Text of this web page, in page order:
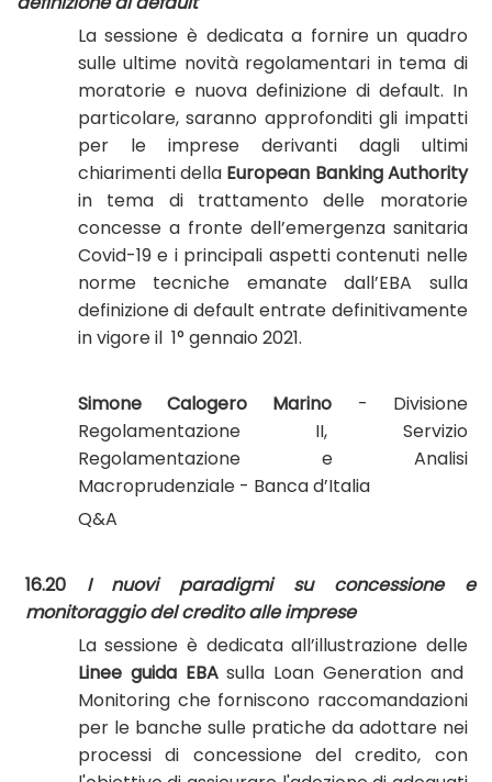
La sessione è dedicata a fornire un quadro
sulle ultime novità regolamentari in tema di
moratorie e nuova definizione di default. In
particolare, saranno approfonditi gli impatti
per le imprese derivanti dagli ultimi
chiarimenti della European Banking Authority
in tema di trattamento delle moratorie
concesse a fronte dell’emergenza sanitaria
Covid-19 e i principali aspetti contenuti nelle
norme tecniche emanate dall’EBA sulla
definizione di default entrate definitivamente
in vigore il 1° gennaio 2021.
Simone Calogero Marino - Divisione
Regolamentazione II, Servizio
Regolamentazione e Analisi
Macroprudenziale - Banca d’Italia
Q&A
16.20 I nuovi paradigmi su concessione e
monitoraggio del credito alle imprese
La sessione è dedicata all’illustrazione delle
Linee guida EBAsulla Loan Generation and
Monitoring che forniscono raccomandazioni
per le banche sulle pratiche da adottare nei
processi di concessione del credito, con